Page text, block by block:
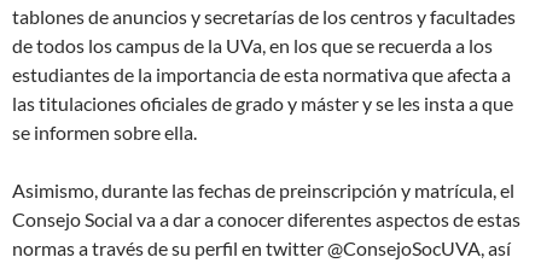
tablones de anuncios y secretarías de los centros y facultades
de todos los campus de la UVa, en los que se recuerda a los
estudiantes de la importancia de esta normativa que afecta a
las titulaciones oficiales de grado y máster y se les insta a que
se informen sobre ella.
Asimismo, durante las fechas de preinscripción y matrícula, el
Consejo Social va a dar a conocer diferentes aspectos de estas
normas a través de su perfil en twitter @ConsejoSocUVA, así